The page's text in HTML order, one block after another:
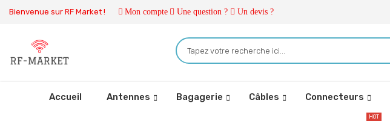
Bienvenue sur RF Market ! Mon compte Une question ? Un devis ?
Accueil Antennes Bagagerie Câbles Connecteurs
HOT